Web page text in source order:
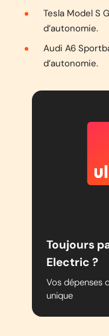
Tesla Model S
d’autonomie.
Audi A6
d’autonomie.
Toujours
Electric ?
Vos dépenses
unique